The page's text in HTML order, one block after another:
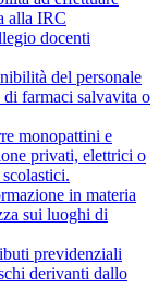
alla IRC
docenti
del personale
farmaci salvavita o
monopattini e
privati, elettrici o
in materia
sui luoghi di
previdenziali
derivanti dallo